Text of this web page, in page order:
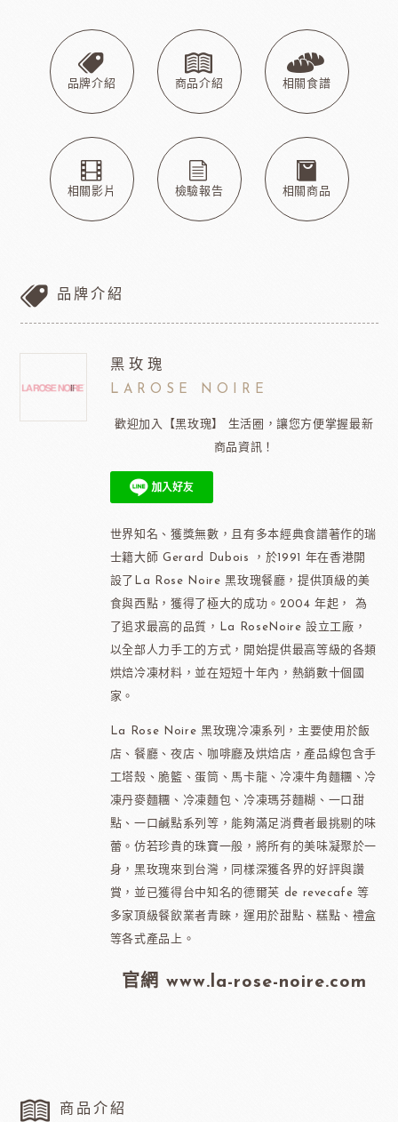
品牌介紹 商品介紹 相關食譜
相關影片 檢驗報告 相關商品
品牌介紹
黑玫瑰
LAROSE NOIRE
歡迎加入【黑玫瑰】 生活圈，讓您方便掌握最新
商品資訊！
世界知名、獲獎無數，且有多本經典食譜著作的瑞
士籍大師 Gerard Dubois ，於1991 年在香港開
設了La Rose Noire 黑玫瑰餐廳，提供頂級的美
食與西點，獲得了極大的成功。2004 年起， 為
了追求最高的品質，La RoseNoire 設立工廠，
以全部人力手工的方式，開始提供最高等級的各類
烘焙冷凍材料，並在短短十年內，熱銷數十個國
家。
La Rose Noire 黑玫瑰冷凍系列，主要使用於飯
店、餐廳、夜店、咖啡廳及烘焙店，產品線包含手
工塔殼、脆籃、蛋筒、馬卡龍、冷凍牛角麵糰、冷
凍丹麥麵糰、冷凍麵包、冷凍瑪芬麵糊、一口甜
點、一口鹹點系列等，能夠滿足消費者最挑剔的味
蕾。仿若珍貴的珠寶一般，將所有的美味凝聚於一
身，黑玫瑰來到台灣，同樣深獲各界的好評與讚
賞，並已獲得台中知名的德爾芙 de revecafe 等
多家頂級餐飲業者青睞，運用於甜點、糕點、禮盒
等各式產品上。
官網 www.la-rose-noire.com
商品介紹